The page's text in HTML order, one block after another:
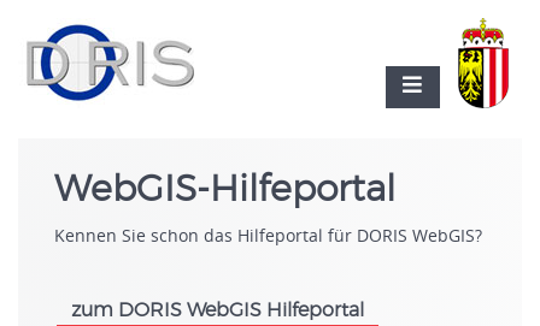
WebGIS-Hilfeportal
Kennen Sie schon das Hilfeportal für DORIS WebGIS?
zum DORIS WebGIS Hilfeportal